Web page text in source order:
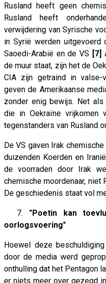
Rusland heeft geen
Rusland heeft
verwijdering van Syrische
in Syrië werden uitgevoerd
Saoedi-Arabië en de VS [7]
de muur staat, zijn het de
CIA zijn getraind in valse-
geven de Amerikaanse
zonder enig bewijs. Net
die in Oekraïne vrijkomen
tegenstanders van Rusland
De VS gaven Irak
duizenden Koerden en
de voorraden door Irak
chemische moordenaar, niet
De geschiedenis staat vol
7. "Poetin kan
oorlogsvoering"
Hoewel deze
door de media werd
onthulling dat het Pentagon
er niets meer over gezegd